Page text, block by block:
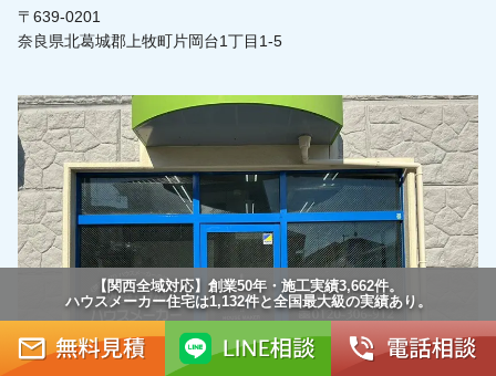
〒639-0201
奈良県北葛城郡上牧町片岡台1丁目1-5
【関西全域対応】創業50年・施工実績3,662件。
ハウスメーカー住宅は1,132件と全国最大級の実績あり。